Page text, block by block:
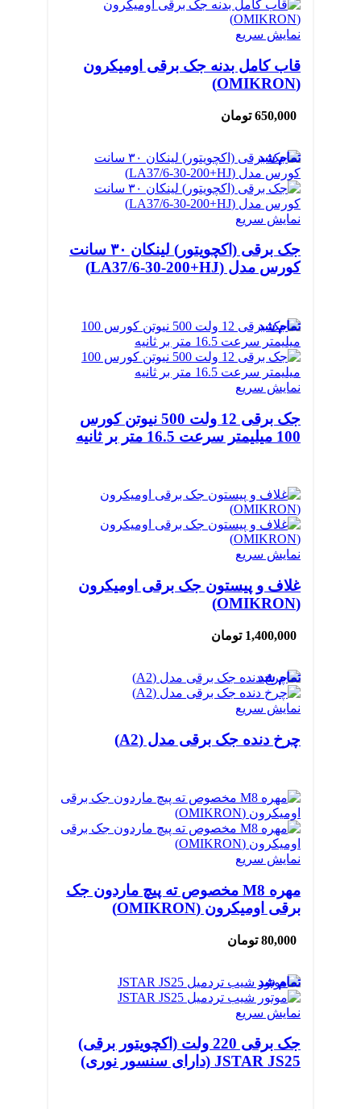
نمایش سریع
قاب کامل بدنه جک برقی اومیکرون
(OMIKRON)
650,000 تومان
تمام شد
نمایش سریع
جک برقی (اکچویتور) لینکان ۳۰ سانت
کورس مدل (LA37/6-30-200+HJ)
تمام شد
نمایش سریع
جک برقی 12 ولت 500 نیوتن کورس
100 میلیمتر سرعت 16.5 متر بر ثانیه
نمایش سریع
غلاف و پیستون جک برقی اومیکرون
(OMIKRON)
1,400,000 تومان
تمام شد
نمایش سریع
چرخ دنده جک برقی مدل (A2)
نمایش سریع
مهره M8 مخصوص ته پیچ ماردون جک
برقی اومیکرون (OMIKRON)
80,000 تومان
تمام شد
نمایش سریع
جک برقی 220 ولت (اکچویتور برقی)
JSTAR JS25 (دارای سنسور نوری)